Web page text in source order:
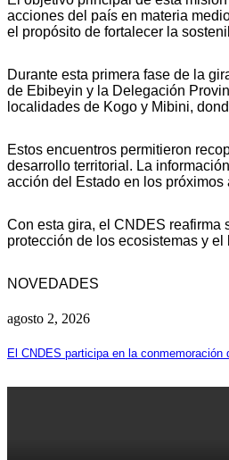
acciones del país en materia
el propósito de fortalecer la
Durante esta primera fase de la
de Ebibeyin y la Delegación
localidades de Kogo y Mibini,
Estos encuentros permitieron
desarrollo territorial. La
acción del Estado en los próximos
Con esta gira, el CNDES reafirma
protección de los ecosistemas y
NOVEDADES
agosto 2, 2026
El CNDES participa en la